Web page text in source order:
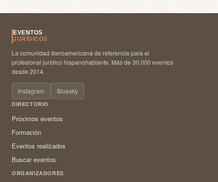
EVENTOS
JURÍDICOS
La comunidad iberoamericana de referencia para el
profesional jurídico hispanohablante. Más de 30.000 eventos
desde 2014.
Instagram Bluesky
DIRECTORIO
Próximos eventos
Formación
Eventos realizados
Buscar eventos
ORGANIZADORES